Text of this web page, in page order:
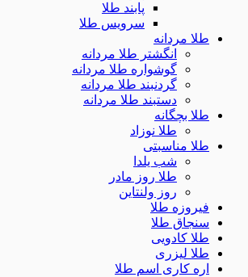
پابند طلا
سرویس طلا
طلا مردانه
انگشتر طلا مردانه
گوشواره طلا مردانه
گردنبند طلا مردانه
دستبند طلا مردانه
طلا بچگانه
طلا نوزاد
طلا مناسبتی
شب یلدا
طلا روز مادر
روز ولنتاین
فیروزه طلا
سنجاق طلا
طلا کادویی
طلا لیزری
اره کاری اسم طلا